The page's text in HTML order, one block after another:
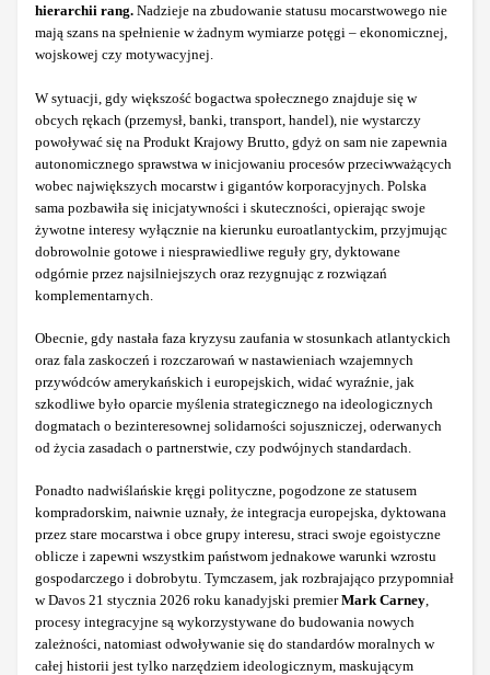
hierarchii rang. Nadzieje na zbudowanie statusu mocarstwowego nie
mają szans na spełnienie w żadnym wymiarze potęgi – ekonomicznej,
wojskowej czy motywacyjnej.
W sytuacji, gdy większość bogactwa społecznego znajduje się w
obcych rękach (przemysł, banki, transport, handel), nie wystarczy
powoływać się na Produkt Krajowy Brutto, gdyż on sam nie zapewnia
autonomicznego sprawstwa w inicjowaniu procesów przeciwważących
wobec największych mocarstw i gigantów korporacyjnych. Polska
sama pozbawiła się inicjatywności i skuteczności, opierając swoje
żywotne interesy wyłącznie na kierunku euroatlantyckim, przyjmując
dobrowolnie gotowe i niesprawiedliwe reguły gry, dyktowane
odgórnie przez najsilniejszych oraz rezygnując z rozwiązań
komplementarnych.
Obecnie, gdy nastała faza kryzysu zaufania w stosunkach atlantyckich
oraz fala zaskoczeń i rozczarowań w nastawieniach wzajemnych
przywódców amerykańskich i europejskich, widać wyraźnie, jak
szkodliwe było oparcie myślenia strategicznego na ideologicznych
dogmatach o bezinteresownej solidarności sojuszniczej, oderwanych
od życia zasadach o partnerstwie, czy podwójnych standardach.
Ponadto nadwiślańskie kręgi polityczne, pogodzone ze statusem
kompradorskim, naiwnie uznały, że integracja europejska, dyktowana
przez stare mocarstwa i obce grupy interesu, straci swoje egoistyczne
oblicze i zapewni wszystkim państwom jednakowe warunki wzrostu
gospodarczego i dobrobytu. Tymczasem, jak rozbrajająco przypomniał
w Davos 21 stycznia 2026 roku kanadyjski premierMark Carney
procesy integracyjne są wykorzystywane do budowania nowych
zależności, natomiast odwoływanie się do standardów moralnych w
całej historii jest tylko narzędziem ideologicznym, maskującym